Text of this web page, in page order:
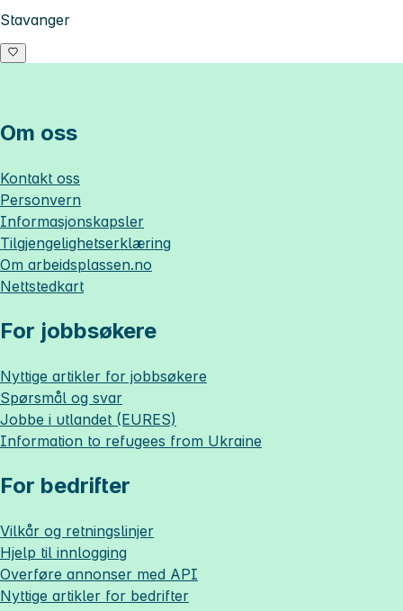
Stavanger
Om oss
Kontakt oss
Personvern
Informasjonskapsler
Tilgjengelighetserklæring
Om arbeidsplassen.no
Nettstedkart
For jobbsøkere
Nyttige artikler for jobbsøkere
Spørsmål og svar
Jobbe i utlandet (EURES)
Information to refugees from Ukraine
For bedrifter
Vilkår og retningslinjer
Hjelp til innlogging
Overføre annonser med API
Nyttige artikler for bedrifter